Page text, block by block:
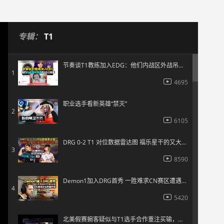
专辑： T1
1
节奏谈T1教练加入EDG：他们内战区外战吊和EDG绝配
4695
2
职业选手看新英雄“禁灭”
6105
3
DRG 0-2 T1 对位数据雷达图 福乐星干的又大又多又快！
8590
4
Demon1加入DRG首秀 一胜难求CN赛区遭遇天崩开局
5420
北美假赛掮客疑似与T1选手合作重注买输，赢下10万刀